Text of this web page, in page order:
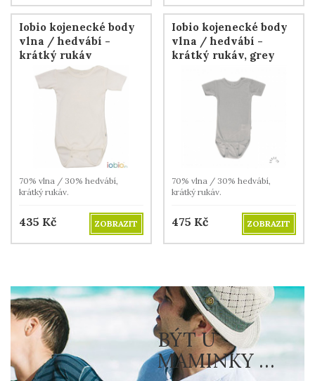
Iobio kojenecké body
vlna / hedvábí -
krátký rukáv
70% vlna / 30% hedvábí,
krátký rukáv.
435 Kč ZOBRAZIT
Iobio kojenecké body
vlna / hedvábí -
krátký rukáv, grey
70% vlna / 30% hedvábí,
krátký rukáv.
475 Kč ZOBRAZIT
BÝT U
MAMINKY …